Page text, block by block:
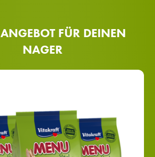
FÜR DEINEN
NAGER